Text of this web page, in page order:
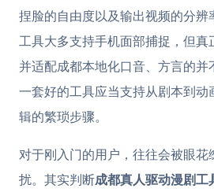
捏脸的自由度以及输出视频的分辨
工具大多支持手机面部捕捉，但真
并适配成都本地化口音、方言的并
一套好的工具应当支持从剧本到
辑的繁琐步骤。
对于刚入门的用户，往往会被眼花
扰。其实判断成都真人驱动漫剧工